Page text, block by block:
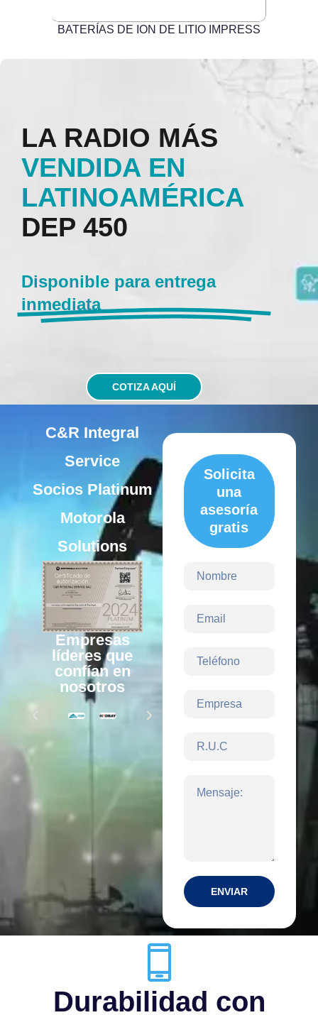
BATERÍAS DE ION DE LITIO IMPRESS
LA RADIO MÁS
VENDIDA EN
LATINOAMÉRICA
DEP 450
Disponible para entrega
inmediata
COTIZA AQUÍ
C&R Integral
Service
Socios Platinum
Motorola
Solutions
Empresas
líderes que
confían en
nosotros
Solicita
una
asesoría
gratis
ENVIAR
Durabilidad con